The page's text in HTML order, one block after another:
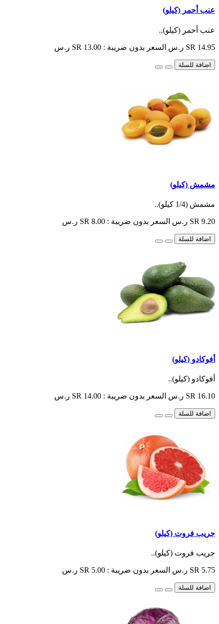
عنب أحمر (كيلو)
عنب أحمر (كيلو)..
SR 14.95 ر.س السعر بدون ضريبة : SR 13.00 ر.س
اضافة للسلة
مشمش (كيلو)
مشمش (1/4 كيلو)..
SR 9.20 ر.س السعر بدون ضريبة : SR 8.00 ر.س
اضافة للسلة
أفوكادو (كيلو)
أفوكادو (كيلو)..
SR 16.10 ر.س السعر بدون ضريبة : SR 14.00 ر.س
اضافة للسلة
جريب فروت (كيلو)
جريب فروت (كيلو)..
SR 5.75 ر.س السعر بدون ضريبة : SR 5.00 ر.س
اضافة للسلة